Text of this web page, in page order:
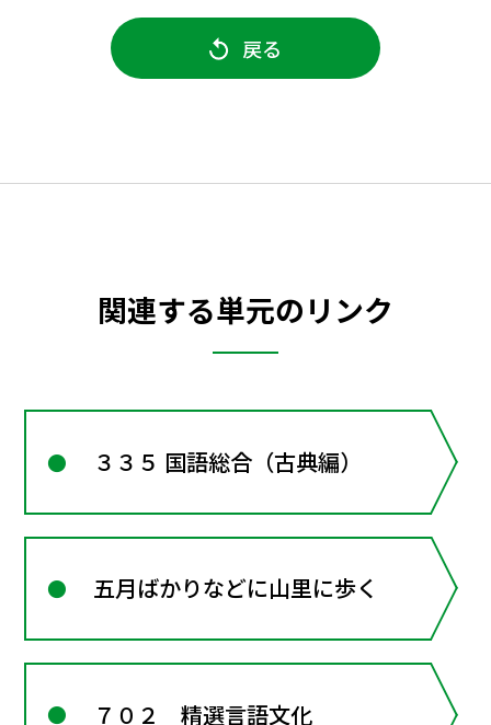
戻る
関連する単元のリンク
３３５ 国語総合（古典編）
五月ばかりなどに山里に歩く
７０２ 精選言語文化